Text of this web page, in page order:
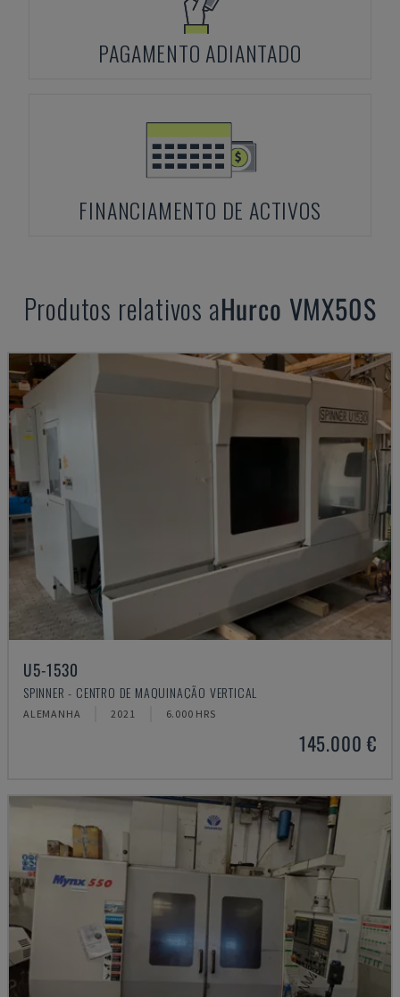
PAGAMENTO ADIANTADO
FINANCIAMENTO DE ACTIVOS
Produtos relativos aHurco VMX50S
U5-1530
SPINNER - CENTRO DE MAQUINAÇÃO VERTICAL
ALEMANHA 2021 6.000 HRS
145.000 €